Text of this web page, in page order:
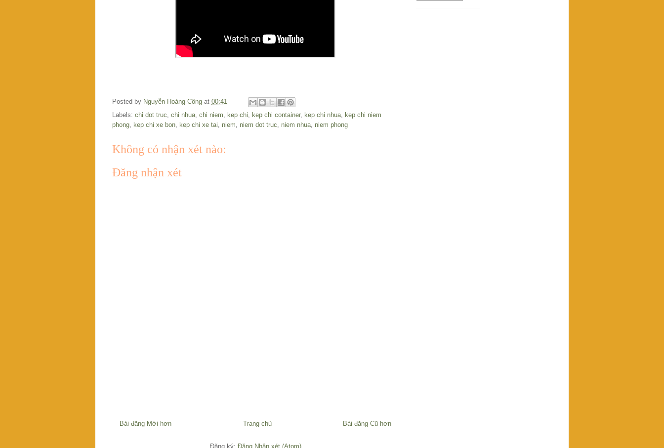
Posted by Nguyễn Hoàng Công at 00:41
Labels: chi dot truc, chi nhua, chi niem, kep chi, kep chi container, kep chi nhua, kep chi niem
phong, kep chi xe bon, kep chi xe tai, niem, niem dot truc, niem nhua, niem phong
Không có nhận xét nào:
Đăng nhận xét
Bài đăng Mới hơn Bài đăng Cũ hơn
Trang chủ
Đăng ký: Đăng Nhận xét (Atom)